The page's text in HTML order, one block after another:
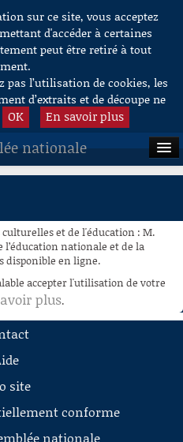
sur ce site, vous acceptez
d'accéder à certaines
peut être retiré à tout
pas l’utilisation de cookies, les
d’extraits et de découpe ne
OK En savoir plus
nationale
et de l'éducation : M.
nationale et de la
disponible en ligne.
accepter l'utilisation de votre
plus.
site
conforme
nationale